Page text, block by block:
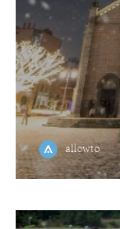
allowto